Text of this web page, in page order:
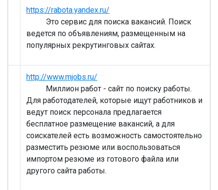
https://rabota.yandex.ru/
Это сервис для поиска вакансий. Поиск
ведется по объявлениям, размещенным на
популярных рекрутинговых сайтах.
http://www.mjobs.ru/
Миллион работ - сайт по поиску работы.
Для работодателей, которые ищут работников и
ведут поиск персонала предлагается
бесплатное размещение вакансий, а для
соискателей есть возможность самостоятельно
разместить резюме или воспользоваться
импортом резюме из готового файла или
другого сайта работы.